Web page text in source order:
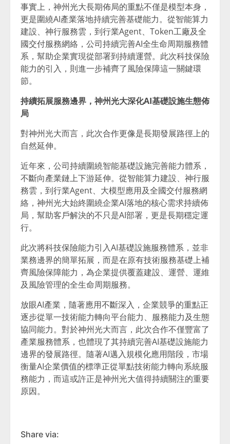
事實上，神州光大長期佈局的重點不僅是模型本身，
更是圍繞AI產業落地持續完善基礎能力。從智能算力
建設、神行服務雲，到行業Agent、Token工廠及全
國交付服務網絡，公司持續完善AI全生命周期服務體
系，幫助企業實現從部署到持續運營。此次科技保險
能力的引入，則進一步補齊了風險保障這一關鍵環
節。
持續拓展服務邊界，神州光大深化AI基礎設施生態佈
局
對神州光大而言，此次合作更像是長期發展路徑上的
自然延伸。
近年來，公司持續圍繞智能基礎設施完善能力體系，
不斷向產業鏈上下游延伸。從智能算力建設、神行服
務雲，到行業Agent、大模型應用及全國交付服務網
絡，神州光大始終圍繞企業AI落地的核心需求持續佈
局，幫助客戶解決的不只是AI部署，更是長期穩定運
行。
此次將科技保險能力引入AI基礎設施服務體系，並非
業務邊界的簡單拓展，而是在原有技術服務基礎上補
齊風險保障能力，為企業提供覆蓋建設、運營、運維
及風險管理的全生命周期服務。
放眼AI產業，隨著應用不斷深入，企業競爭的重點正
逐步從單一技術能力轉向平台能力、服務能力及生態
協同能力。對於神州光大而言，此次合作不僅豐富了
產業服務體系，也體現了其持續完善AI基礎設施能力
邊界的發展路徑。隨著AI邁入規模化應用階段，市場
衡量AI企業價值的標準正從單點技術能力轉向系統服
務能力，而這或許正是神州光大值得持續關注的重要
原因。
Share via: